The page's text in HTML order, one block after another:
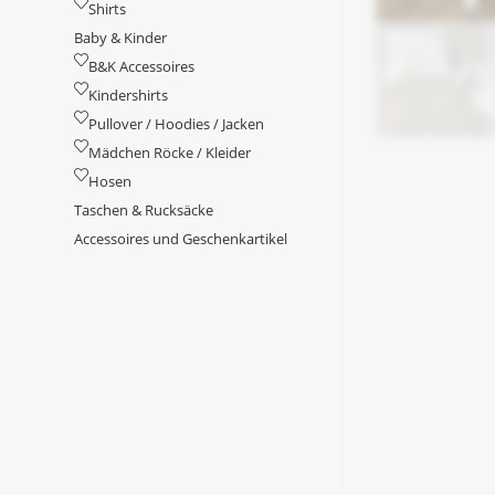
Shirts
Baby & Kinder
B&K Accessoires
Kindershirts
Pullover / Hoodies / Jacken
Mädchen Röcke / Kleider
Hosen
Taschen & Rucksäcke
Accessoires und Geschenkartikel